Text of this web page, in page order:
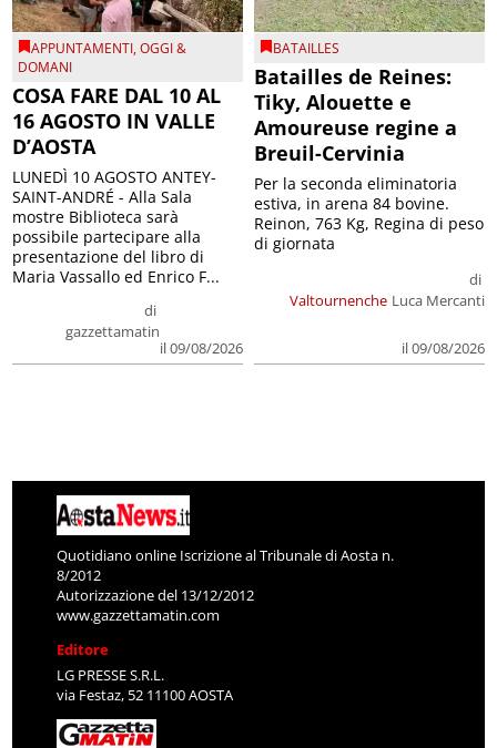
APPUNTAMENTI,OGGI &
DOMANI
COSA FARE DAL 10 AL
16 AGOSTO IN VALLE
D’AOSTA
di
gazzettamatin
il 09/08/2026
LUNEDÌ 10 AGOSTO ANTEY-
SAINT-ANDRÉ - Alla Sala
mostre Biblioteca sarà
possibile partecipare alla
presentazione del libro di
Maria Vassallo ed Enrico F...
BATAILLES
Batailles de Reines:
Tiky, Alouette e
Amoureuse regine a
Breuil-Cervinia
Valtournenche
di
Luca Mercanti
il 09/08/2026
Per la seconda eliminatoria
estiva, in arena 84 bovine.
Reinon, 763 Kg, Regina di peso
di giornata
Quotidiano online Iscrizione al Tribunale di Aosta n.
8/2012
Autorizzazione del 13/12/2012
www.gazzettamatin.com
Editore
LG PRESSE S.R.L.
via Festaz, 52 11100 AOSTA